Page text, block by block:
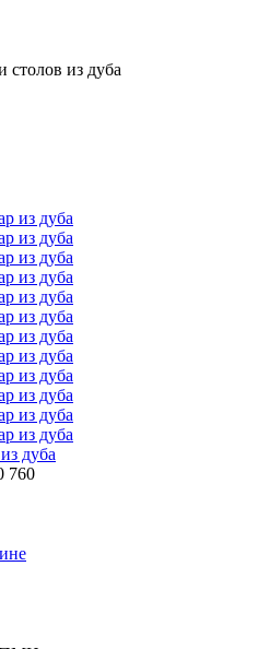
столов из дуба
дуба
760